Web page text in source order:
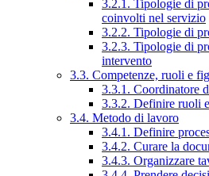
3.2.1. Tipologie di
coinvolti nel servizio
3.2.2. Tipologie di
3.2.3. Tipologie di
intervento
3.3. Competenze, ruoli e
3.3.1. Coordinatore
3.3.2. Definire ruoli
3.4. Metodo di lavoro
3.4.1. Definire
3.4.2. Curare la
3.4.3. Organizzare